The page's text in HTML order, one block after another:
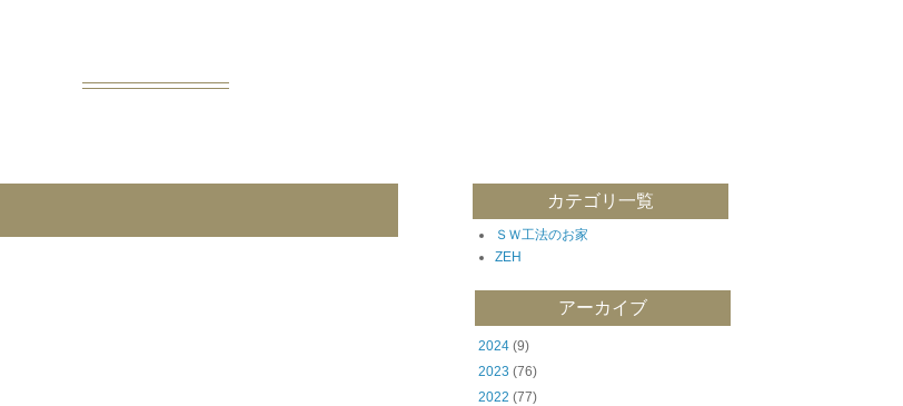
カテゴリ一覧
ＳＷ工法のお家
ZEH
アーカイブ
2024 (9)
2023 (76)
2022 (77)